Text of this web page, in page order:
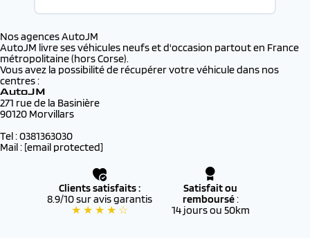
Nos agences AutoJM
AutoJM livre ses véhicules neufs et d'occasion partout en France
métropolitaine (hors Corse).
Vous avez la possibilité de récupérer votre véhicule dans nos
centres :
AutoJM
271 rue de la Basinière
90120 Morvillars
Tel : 0381363030
Mail : [email protected]
Clients satisfaits :
8.9/10 sur avis garantis
★ ★ ★ ★ ☆
Satisfait ou
remboursé:
14 jours ou 50km